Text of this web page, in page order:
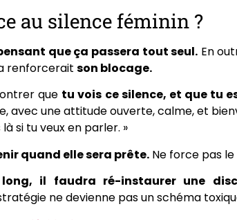
au silence féminin ?
que ça passera tout seul. En
renforcerait son blocage.
que tu vois ce silence, et que tu
avec une attitude ouverte, calme, et
si tu veux en parler. »
quand elle sera prête. Ne force pas
il faudra ré-instaurer une
ne devienne pas un schéma